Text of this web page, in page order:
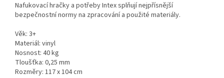
Nafukovací hračky a potřeby Intex splňují nejpřísnější
bezpečnostní normy na zpracování a použité materiály.
Věk: 3+
Materiál: vinyl
Nosnost: 40 kg
Tloušťka: 0,25 mm
Rozměry: 117 x 104 cm